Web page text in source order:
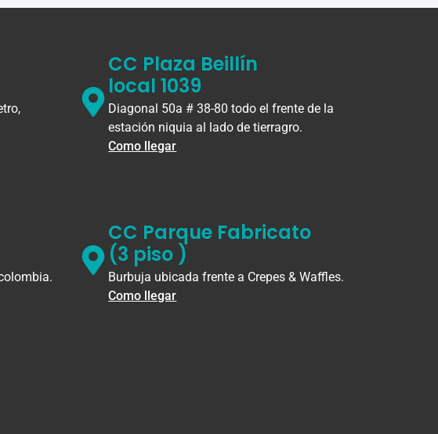
CC Plaza Beillín
local 1039
Diagonal 50a # 38-80 todo el frente de la
estación niquia al lado de tierragro.
Como llegar
CC Parque Fabricato
(3 piso )
Burbuja ubicada frente a Crepes & Waffles.
Como llegar